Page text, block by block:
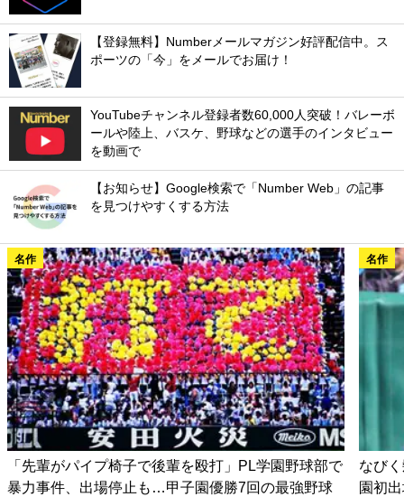
【登録無料】Numberメールマガジン好評配信中。ス
ポーツの「今」をメールでお届け！
YouTubeチャンネル登録者数60,000人突破！バレーボ
ールや陸上、バスケ、野球などの選手のインタビュー
を動画で
【お知らせ】Google検索で「Number Web」の記事
を見つけやすくする方法
名作
「先輩がパイプ椅子で後輩を殴打」PL学園野球部で
暴力事件、出場停止も…甲子園優勝7回の最強野球
名作
なび
園初